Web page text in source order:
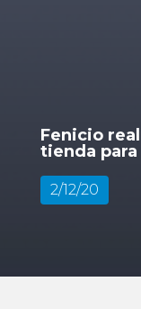
Fenicio
tienda para
2/12/20